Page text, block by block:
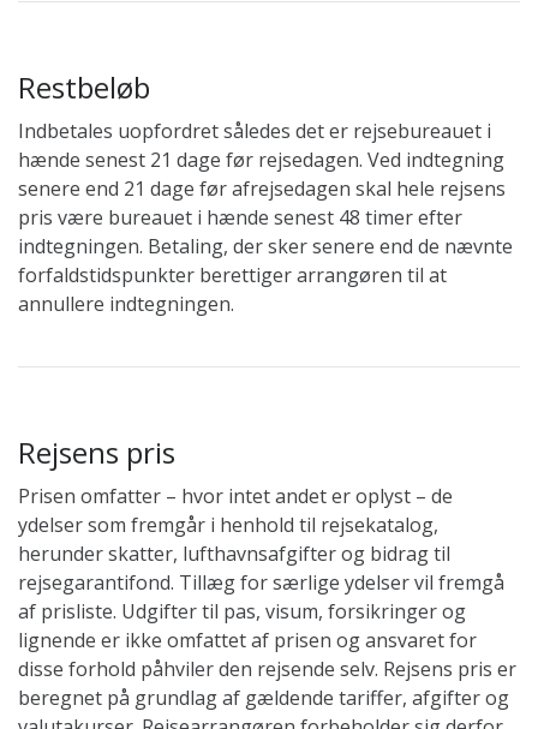
Restbeløb
Indbetales uopfordret således det er rejsebureauet i
hænde senest 21 dage før rejsedagen. Ved indtegning
senere end 21 dage før afrejsedagen skal hele rejsens
pris være bureauet i hænde senest 48 timer efter
indtegningen. Betaling, der sker senere end de nævnte
forfaldstidspunkter berettiger arrangøren til at
annullere indtegningen.
Rejsens pris
Prisen omfatter – hvor intet andet er oplyst – de
ydelser som fremgår i henhold til rejsekatalog,
herunder skatter, lufthavnsafgifter og bidrag til
rejsegarantifond. Tillæg for særlige ydelser vil fremgå
af prisliste. Udgifter til pas, visum, forsikringer og
lignende er ikke omfattet af prisen og ansvaret for
disse forhold påhviler den rejsende selv. Rejsens pris er
beregnet på grundlag af gældende tariffer, afgifter og